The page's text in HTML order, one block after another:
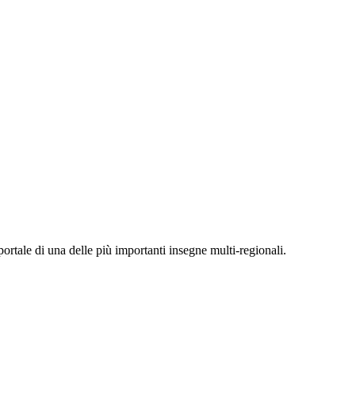
di una delle più importanti insegne multi-regionali.